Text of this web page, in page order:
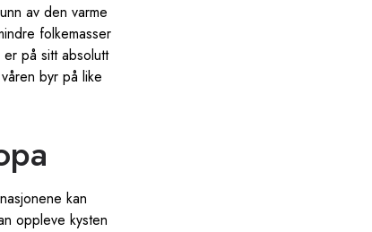
av den varme
folkemasser
på sitt absolutt
byr på like
kan
oppleve kysten